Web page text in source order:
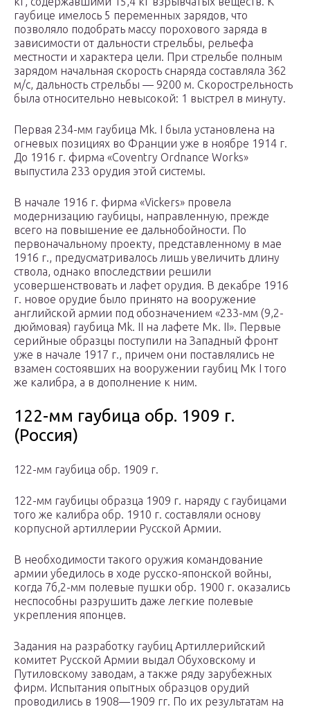
гаубице имелось 5 переменных зарядов, что
позволяло подобрать массу порохового заряда в
зависимости от дальности стрельбы, рельефа
местности и характера цели. При стрельбе полным
зарядом начальная скорость снаряда составляла 362
м/с, дальность стрельбы — 9200 м. Скорострельность
была относительно невысокой: 1 выстрел в минуту.
Первая 234-мм гаубица Mk. I была установлена на
огневых позициях во Франции уже в ноябре 1914 г.
До 1916 г. фирма «Coventry Ordnance Works»
выпустила 233 орудия этой системы.
В начале 1916 г. фирма «Vickers» провела
модернизацию гаубицы, направленную, прежде
всего на повышение ее дальнобойности. По
первоначальному проекту, представленному в мае
1916 г., предусматривалось лишь увеличить длину
ствола, однако впоследствии решили
усовершенствовать и лафет орудия. В декабре 1916
г. новое орудие было принято на вооружение
английской армии под обозначением «233-мм (9,2-
дюймовая) гаубица Mk. II на лафете Мк. II». Первые
серийные образцы поступили на Западный фронт
уже в начале 1917 г., причем они поставлялись не
взамен состоявших на вооружении гаубиц Мк I того
же калибра, а в дополнение к ним.
122-мм гаубица обр. 1909 г.
(Россия)
122-мм гаубица обр. 1909 г.
122-мм гаубицы образца 1909 г. наряду с гаубицами
того же калибра обр. 1910 г. составляли основу
корпусной артиллерии Русской Армии.
В необходимости такого оружия командование
армии убедилось в ходе русско-японской войны,
когда 7б,2-мм полевые пушки обр. 1900 г. оказались
неспособны разрушить даже легкие полевые
укрепления японцев.
Задания на разработку гаубиц Артиллерийский
комитет Русской Армии выдал Обуховскому и
Путиловскому заводам, а также ряду зарубежных
фирм. Испытания опытных образцов орудий
проводились в 1908—1909 гг. По их результатам на